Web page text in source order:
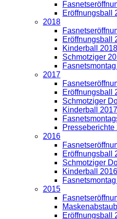
Eröffnungsball
2018
Eröffnungsball
Kinderball 2018
Schmotziger
2017
Eröffnungsball
Schmotziger
Kinderball 2017
Presseberichte
2016
Eröffnungsball
Schmotziger
Kinderball 2016
2015
Eröffnungsball